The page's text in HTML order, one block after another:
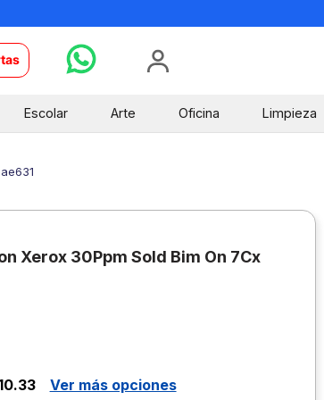
Escolar Arte Oficina Limpieza
Xerox 30Ppm Sold Bim On 7Cx
Ver más opciones